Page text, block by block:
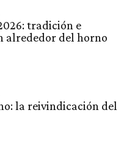
tradición e
alrededor del horno
la reivindicación del